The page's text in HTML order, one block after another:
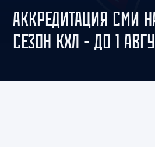
АККРЕДИТАЦИЯ СМИ
СЕЗОН КХЛ - ДО 1